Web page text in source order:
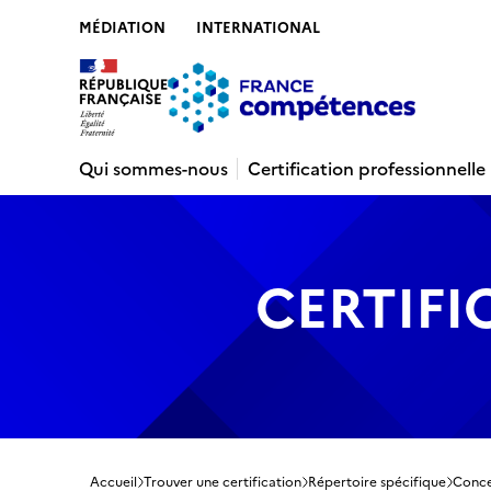
MÉDIATION INTERNATIONAL
Qui sommes-nous
Certification professionnelle
Accueil Trouver une certification Répertoire spécifique